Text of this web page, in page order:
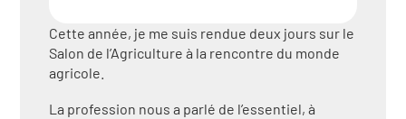
Cette année, je me suis rendue deux jours sur le
Salon de l’Agriculture à la rencontre du monde
agricole.
La profession nous a parlé de l’essentiel, à